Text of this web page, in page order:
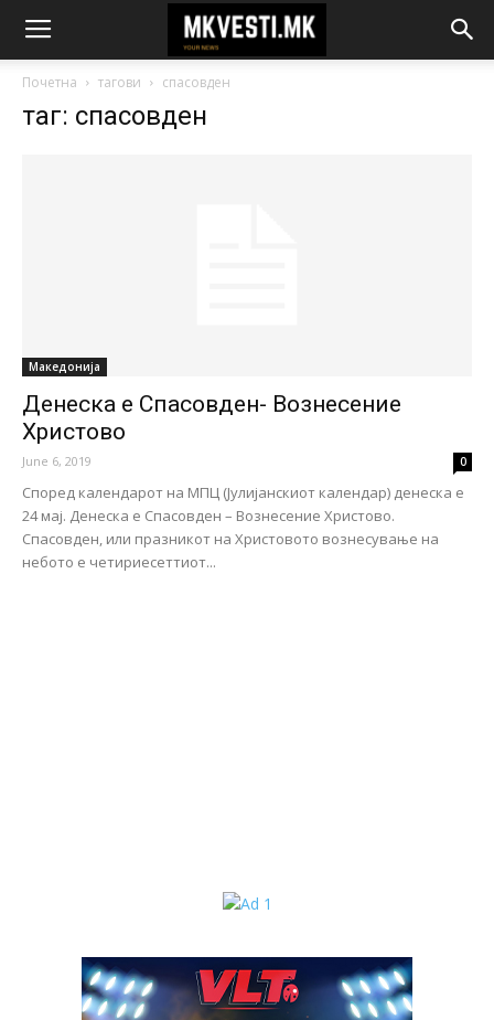
Почетна тагови спасовден
таг: спасовден
Македонија
Денеска е Спасовден- Вознесение
Христово
June 6, 2019 0
Според календарот на МПЦ (Јулијанскиот календар) денеска е
24 мај. Денеска е Спасовден – Вознесение Христово.
Спасовден, или празникот на Христовото вознесување на
небото е четириесеттиот...